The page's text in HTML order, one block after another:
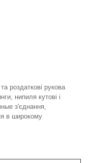
роздаткові рукова
нипиля кутові і
з'єднання,
в широкому